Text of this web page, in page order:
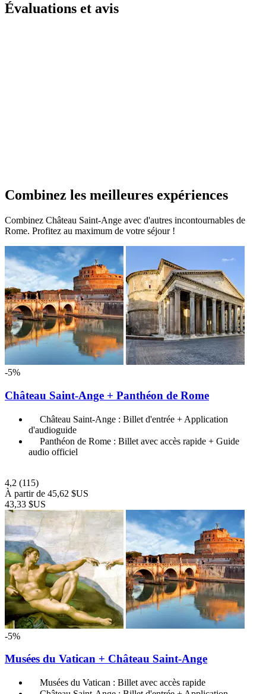
Évaluations et avis
Combinez les meilleures expériences
Combinez Château Saint-Ange avec d'autres incontournables de
Rome. Profitez au maximum de votre séjour !
-5%
Château Saint-Ange + Panthéon de Rome
Château Saint-Ange : Billet d'entrée + Application
d'audioguide
Panthéon de Rome : Billet avec accès rapide + Guide
audio officiel
4,2 (115)
À partir de 45,62 $US
43,33 $US
-5%
Musées du Vatican + Château Saint-Ange
Musées du Vatican : Billet avec accès rapide